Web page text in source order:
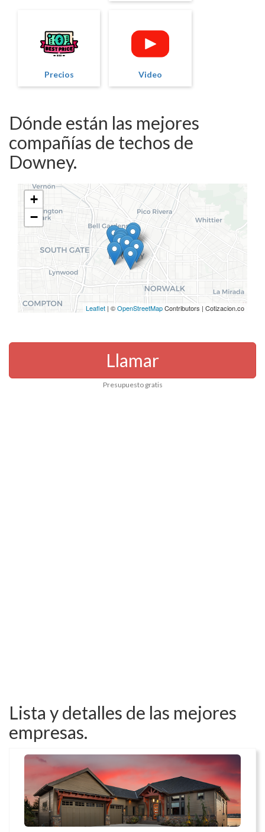
Precios Video
Dónde están las mejores
compañías de techos de
Downey.
+
−
Leaflet | ©OpenStreetMapContributors | Cotizacion.co
Llamar
Presupuesto gratis
Lista y detalles de las mejores
empresas.